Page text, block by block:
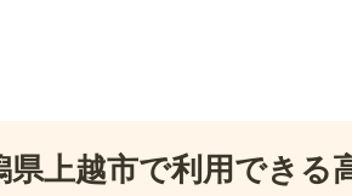
県上越市で利用できる